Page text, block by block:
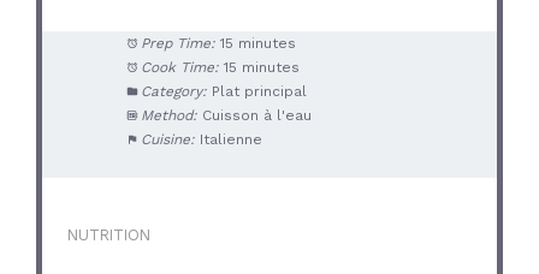
Prep Time: 15 minutes
Cook Time: 15 minutes
Category: Plat principal
Method: Cuisson à l'eau
Cuisine: Italienne
NUTRITION